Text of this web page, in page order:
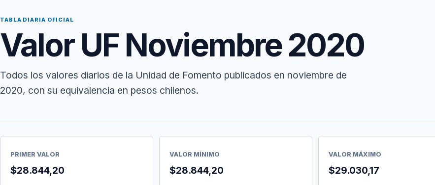
TABLA DIARIA OFICIAL
Valor UF Noviembre 2020
Todos los valores diarios de la Unidad de Fomento publicados en noviembre de
2020, con su equivalencia en pesos chilenos.
PRIMER VALOR
$28.844,20
VALOR MÍNIMO
$28.844,20
VALOR MÁXIMO
$29.030,17